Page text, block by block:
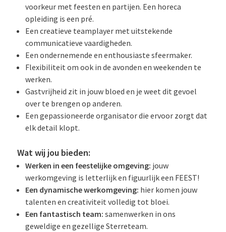
voorkeur met feesten en partijen. Een horeca
opleiding is een pré.
Een creatieve teamplayer met uitstekende
communicatieve vaardigheden.
Een ondernemende en enthousiaste sfeermaker.
Flexibiliteit om ook in de avonden en weekenden te
werken.
Gastvrijheid zit in jouw bloed en je weet dit gevoel
over te brengen op anderen.
Een gepassioneerde organisator die ervoor zorgt dat
elk detail klopt.
Wat wij jou bieden:
Werken in een feestelijke omgeving: jouw
werkomgeving is letterlijk en figuurlijk een FEEST!
Een dynamische werkomgeving: hier komen jouw
talenten en creativiteit volledig tot bloei.
Een fantastisch team: samenwerken in ons
geweldige en gezellige Sterreteam.